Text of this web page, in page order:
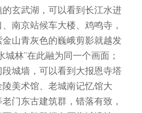
玄武湖，可以看到长江水进
南京站候车大楼、鸡鸣寺，
山青灰色的巍峨剪影就越发
城林”在此融为同一个画面；
城墙，可以看到大报恩寺塔
美术馆、老城南记忆馆大
门东古建筑群，错落有致，